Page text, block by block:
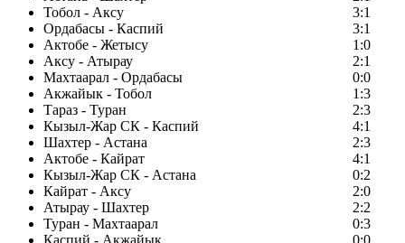
Тобол - Аксу
3:1
Ордабасы - Каспий
3:1
Актобе - Жетысу
1:0
Аксу - Атырау
2:1
Махтаарал - Ордабасы
0:0
Акжайык - Тобол
1:3
Тараз - Туран
2:3
Кызыл-Жар СК - Каспий
4:1
Шахтер - Астана
2:3
Актобе - Кайрат
4:1
Кызыл-Жар СК - Астана
0:2
Кайрат - Аксу
2:0
Атырау - Шахтер
2:2
Туран - Махтаарал
0:3